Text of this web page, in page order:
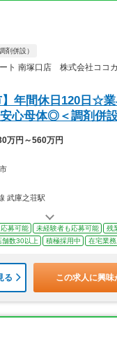
剤併設）
ト 南塚口店 株式会社ココ
】年間休日120日☆
心母体◎＜調剤併
万円～560万円
武庫之荘駅
募可能 未経験者も応募可能
残
舗数30以上 積極採用中 在宅業務
る この求人に興味